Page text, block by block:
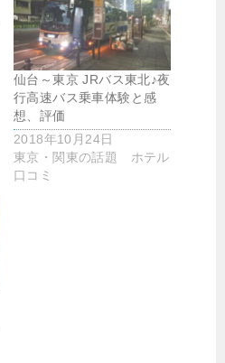
仙台～東京 JRバス東北♪夜
行高速バス乗車体験と感
想、評価
2018年10月24日
東京・関東の話題 ホテル
口コミ